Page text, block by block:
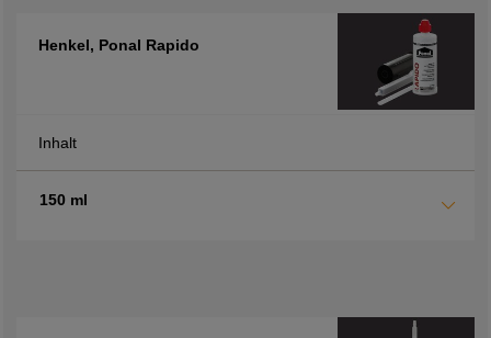
Henkel, Ponal Rapido
Inhalt
150 ml